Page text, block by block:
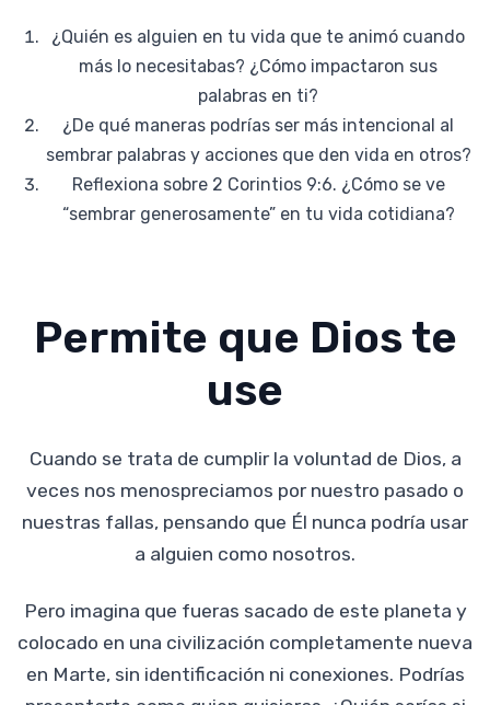
¿Quién es alguien en tu vida que te animó cuando
más lo necesitabas? ¿Cómo impactaron sus
palabras en ti?
¿De qué maneras podrías ser más intencional al
sembrar palabras y acciones que den vida en otros?
Reflexiona sobre 2 Corintios 9:6. ¿Cómo se ve
“sembrar generosamente” en tu vida cotidiana?
Permite que Dios te
use
Cuando se trata de cumplir la voluntad de Dios, a
veces nos menospreciamos por nuestro pasado o
nuestras fallas, pensando que Él nunca podría usar
a alguien como nosotros.
Pero imagina que fueras sacado de este planeta y
colocado en una civilización completamente nueva
en Marte, sin identificación ni conexiones. Podrías